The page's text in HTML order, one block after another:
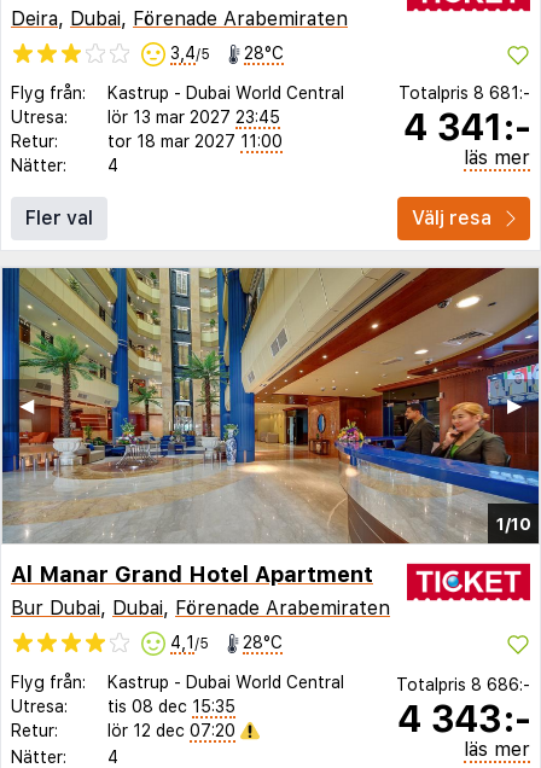
Deira, Dubai, Förenade Arabemiraten
3,4/5 28°C
Flyg från: Kastrup - Dubai World Central
Utresa:
lör 13 mar 2027 23:45
Retur:
tor 18 mar 2027 11:00
Nätter:
4
Totalpris 8 681:-
4 341:-
läs mer
Fler val Välj resa
1/10
▶︎
◀︎
Al Manar Grand Hotel Apartment
Bur Dubai, Dubai, Förenade Arabemiraten
4,1 /5 28°C
Flyg från: Kastrup - Dubai World Central
Utresa:
tis 08 dec 15:35
Retur:
lör 12 dec 07:20
Nätter:
4
Totalpris 8 686:-
4 343:-
läs mer